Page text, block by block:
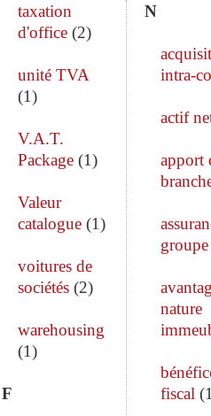
taxation
d'office(2)
unité TVA
(1)
V.A.T.
Package(1)
Valeur
catalogue(1)
voitures de
sociétés(2)
warehousing
(1)
F
N
intra-
actif
apport
groupe
nature
fiscal (